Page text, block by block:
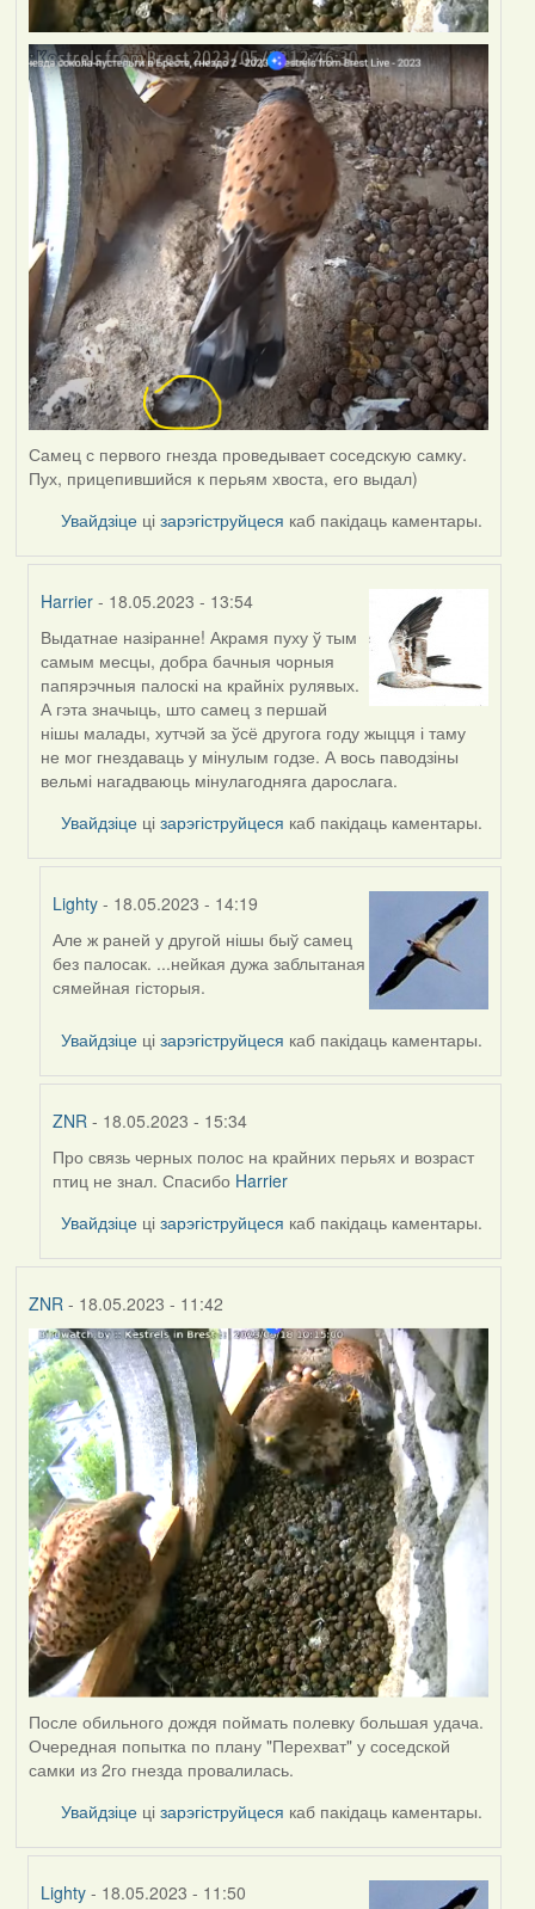
Самец с первого гнезда проведывает соседскую самку.
Пух, прицепившийся к перьям хвоста, его выдал)
Увайдзіце цізарэгіструйцеся каб пакідаць каментары.
Harrier - 18.05.2023 - 13:54
In
reply
to
by
ZNR
Выдатнае назіранне! Акрамя пуху ў тым
самым месцы, добра бачныя чорныя
папярэчныя палоскі на крайніх рулявых.
А гэта значыць, што самец з першай
нішы малады, хутчэй за ўсё другога году жыцця і таму
не мог гнездаваць у мінулым годзе. А вось паводзіны
вельмі нагадваюць мінулагодняга дарослага.
Увайдзіце цізарэгіструйцеся каб пакідаць каментары.
Lighty - 18.05.2023 - 14:19
In
reply
to
Harrier
Але ж раней у другой нішы быў самец
без палосак. ...нейкая дужа заблытаная
сямейная гісторыя.
Увайдзіце цізарэгіструйцеся каб пакідаць каментары.
ZNR - 18.05.2023 - 15:34
In
reply
to
Harrier
Про связь черных полос на крайних перьях и возраст
птиц не знал. Спасибо Harrier
Увайдзіце цізарэгіструйцеся каб пакідаць каментары.
ZNR- 18.05.2023 - 11:42
После обильного дождя поймать полевку большая удача.
Очередная попытка по плану "Перехват" у соседской
самки из 2го гнезда провалилась.
Увайдзіце цізарэгіструйцеся каб пакідаць каментары.
Lighty - 18.05.2023 - 11:50